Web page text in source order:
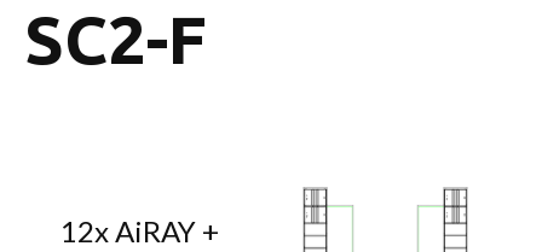
SC2-F
12x AiRAY +